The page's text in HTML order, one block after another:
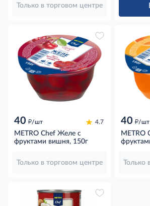
Только в торговом центре
40 д/шт 4.7
METRO Chef Желе с
фруктами вишня, 150г
Только в торговом центре
40 д/шт
METRO
Только